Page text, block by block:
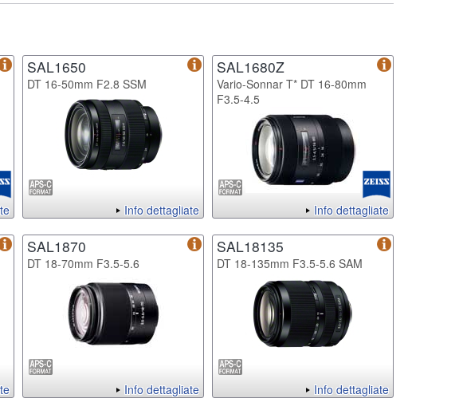
SAL1650
DT 16-50mm F2.8 SSM
Info dettagliate
SAL1680Z
Vario-Sonnar T* DT 16-80mm
F3.5-4.5
Info dettagliate
SAL1870
DT 18-70mm F3.5-5.6
Info dettagliate
SAL18135
DT 18-135mm F3.5-5.6 SAM
Info dettagliate